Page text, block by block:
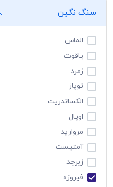
سنگ نگین
الماس
یاقوت
زمرد
توپاز
الکساندریت
اوپال
مروارید
آمتیست
زبرجد
فیروزه